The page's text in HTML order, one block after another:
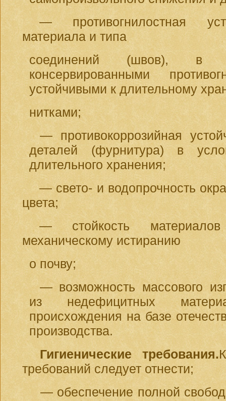
— противогнилостная
материала и типа
соединений (швов), в
консервированными
устойчивыми к длительному
нитками;
— противокоррозийная
деталей (фурнитура) в
длительного хранения;
— свето- и водопрочность
цвета;
— стойкость
механическому истиранию
о почву;
— возможность массового
из недефицитных
происхождения на базе
производства.
Гигиенические требования.
требований следует отнести;
— обеспечение полной